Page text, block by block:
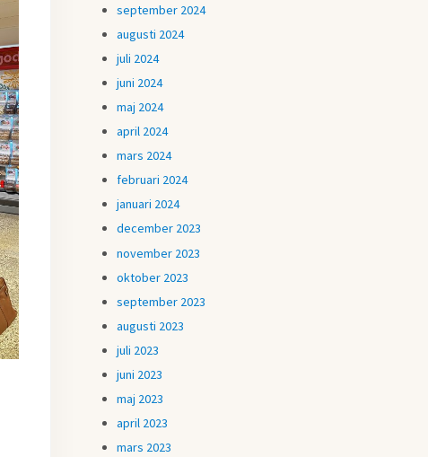
september 2024
augusti 2024
juli 2024
juni 2024
maj 2024
april 2024
mars 2024
februari 2024
januari 2024
december 2023
november 2023
oktober 2023
september 2023
augusti 2023
juli 2023
juni 2023
maj 2023
april 2023
mars 2023